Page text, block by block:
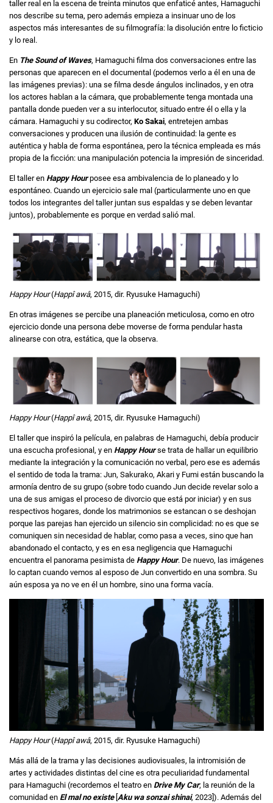
taller real en la escena de treinta minutos que enfaticé antes, Hamaguchi
nos describe su tema, pero además empieza a insinuar uno de los
aspectos más interesantes de su filmografía: la disolución entre lo ficticio
y lo real.
En The Sound of Waves, Hamaguchi filma dos conversaciones entre las
personas que aparecen en el documental (podemos verlo a él en una de
las imágenes previas): una se filma desde ángulos inclinados, y en otra
los actores hablan a la cámara, que probablemente tenga montada una
pantalla donde pueden ver a su interlocutor, situado entre él o ella y la
cámara. Hamaguchi y su codirector, Ko Sakai, entretejen ambas
conversaciones y producen una ilusión de continuidad: la gente es
auténtica y habla de forma espontánea, pero la técnica empleada es más
propia de la ficción: una manipulación potencia la impresión de sinceridad.
El taller en Happy Hourposee esa ambivalencia de lo planeado y lo
espontáneo. Cuando un ejercicio sale mal (particularmente uno en que
todos los integrantes del taller juntan sus espaldas y se deben levantar
juntos), probablemente es porque en verdad salió mal.
Happy Hour(Happî awâ, 2015, dir. Ryusuke Hamaguchi)
En otras imágenes se percibe una planeación meticulosa, como en otro
ejercicio donde una persona debe moverse de forma pendular hasta
alinearse con otra, estática, que la observa.
Happy Hour(Happî awâ, 2015, dir. Ryusuke Hamaguchi)
El taller que inspiró la película, en palabras de Hamaguchi, debía producir
una escucha profesional, y en Happy Hourse trata de hallar un equilibrio
mediante la integración y la comunicación no verbal, pero ese es además
el sentido de toda la trama: Jun, Sakurako, Akari y Fumi están buscando la
armonía dentro de su grupo (sobre todo cuando Jun decide revelar solo a
una de sus amigas el proceso de divorcio que está por iniciar) y en sus
respectivos hogares, donde los matrimonios se estancan o se deshojan
porque las parejas han ejercido un silencio sin complicidad: no es que se
comuniquen sin necesidad de hablar, como pasa a veces, sino que han
abandonado el contacto, y es en esa negligencia que Hamaguchi
encuentra el panorama pesimista de Happy Hour. De nuevo, las imágenes
lo captan cuando vemos al esposo de Jun convertido en una sombra. Su
aún esposa ya no ve en él un hombre, sino una forma vacía.
Happy Hour(Happî awâ, 2015, dir. Ryusuke Hamaguchi)
Más allá de la trama y las decisiones audiovisuales, la intromisión de
artes y actividades distintas del cine es otra peculiaridad fundamental
para Hamaguchi (recordemos el teatro en Drive My Car; la reunión de la
comunidad en El mal no existe[ Aku wa sonzai shinai, 2023]). Además del